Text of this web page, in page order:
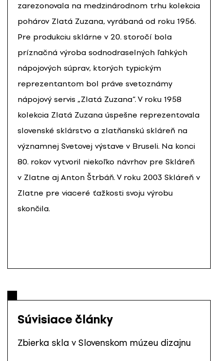
zarezonovala na medzinárodnom trhu kolekcia
pohárov Zlatá Zuzana, vyrábaná od roku 1956.
Pre produkciu sklárne v 20. storočí bola
príznačná výroba sodnodraselných ľahkých
nápojových súprav, ktorých typickým
reprezentantom bol práve svetoznámy
nápojový servis „Zlatá Zuzana“. V roku 1958
kolekcia Zlatá Zuzana úspešne reprezentovala
slovenské sklárstvo a zlatňanskú skláreň na
významnej Svetovej výstave v Bruseli. Na konci
80. rokov vytvoril niekoľko návrhov pre Skláreň
v Zlatne aj Anton Štrbáň. V roku 2003 Skláreň v
Zlatne pre viaceré ťažkosti svoju výrobu
skončila.
Súvisiace články
Zbierka skla v Slovenskom múzeu dizajnu